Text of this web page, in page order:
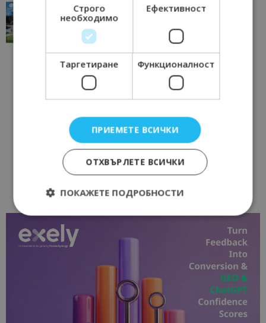
“Пощенска картичка от…”: Перник – град на
традициите, културата и вдъхновяващите...
Перник
Строго
необходимо
Ефективност
Таргетиране Функционалност
ПРИЕМЕТЕ ВСИЧКИ
ОТХВЪРЛЕТЕ ВСИЧКИ
ПОКАЖЕТЕ ПОДРОБНОСТИ
Строго необходимо
Строго необходимите бисквитки позволяват
основната функционалност на уебсайта, като
потребителско влизане и управление на
акаунта. Уебсайтът не може да се използва